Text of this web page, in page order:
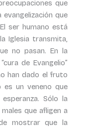
que
evangelización que
ser humano está
Iglesia transmita,
no pasan. En la
de Evangelio”
han dado el fruto
es un veneno que
Sólo la
que afligen a
mostrar que la